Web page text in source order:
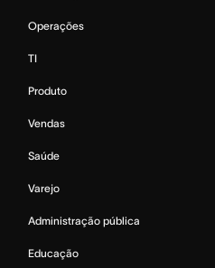
Operações
TI
Produto
Vendas
Saúde
Varejo
Administração pública
Educação